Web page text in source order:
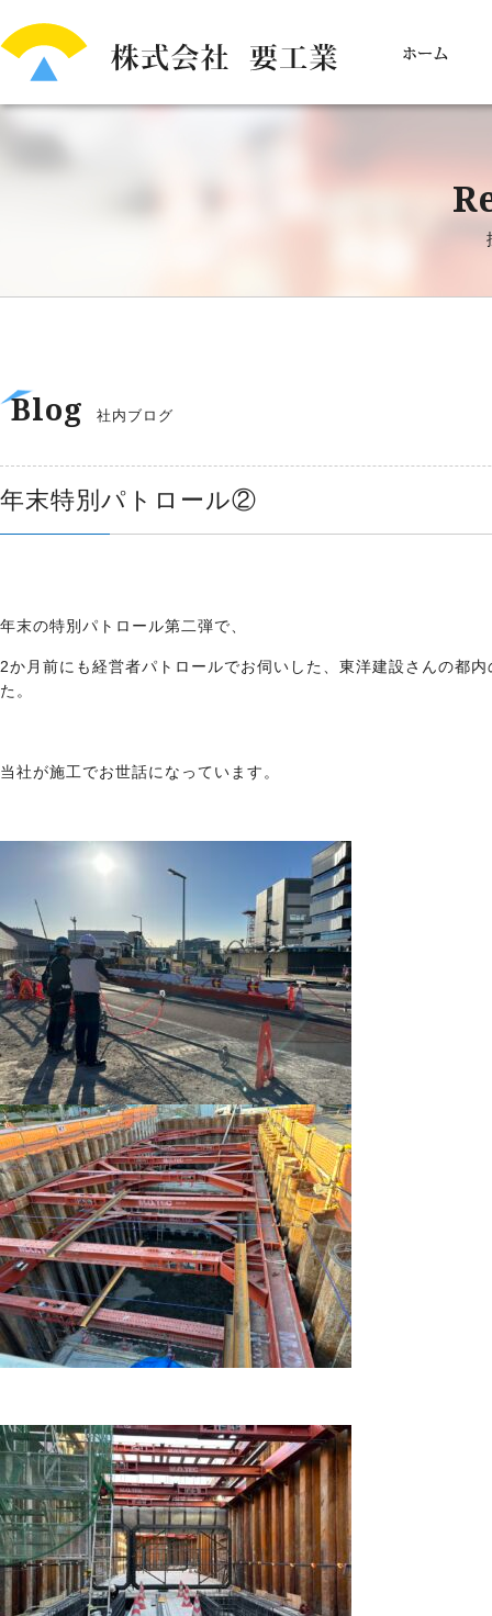
Blog 社内ブログ
年末特別パトロール②
年末の特別パトロール第二弾で、
2か月前にも経営者パトロールでお伺いした、 東洋建設さんの都
た。
当社が施工でお世話になっています。